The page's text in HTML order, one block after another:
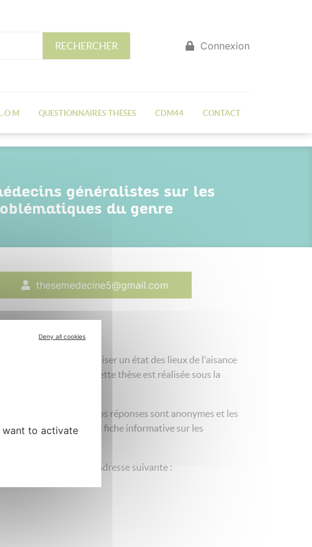
RECHERCHER Connexion
L.O.M QUESTIONNAIRES THÈSES CDM44 CONTACT
généralistes sur les
du genre
thesemedecine5@gmail.com
thèse visant à réaliser un état des lieux de l'aisance
du genre. Cette thèse est réalisée sous la
de France. Vos réponses sont anonymes et les
ce questionnaire,une fiche informative sur les
du Mans.
votre demande à l’adresse suivante :
Deny all cookies
want to activate